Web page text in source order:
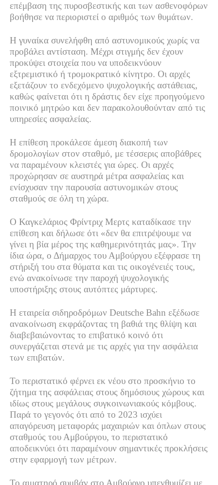
επέμβαση της πυροσβεστικής και των ασθενοφόρων
βοήθησε να περιοριστεί ο αριθμός των θυμάτων.
Η γυναίκα συνελήφθη από αστυνομικούς χωρίς να
προβάλει αντίσταση. Μέχρι στιγμής δεν έχουν
προκύψει στοιχεία που να υποδεικνύουν
εξτρεμιστικό ή τρομοκρατικό κίνητρο. Οι αρχές
εξετάζουν το ενδεχόμενο ψυχολογικής αστάθειας,
καθώς φαίνεται ότι η δράστις δεν είχε προηγούμενο
ποινικό μητρώο και δεν παρακολουθούνταν από τις
υπηρεσίες ασφαλείας.
Η επίθεση προκάλεσε άμεση διακοπή των
δρομολογίων στον σταθμό, με τέσσερις αποβάθρες
να παραμένουν κλειστές για ώρες. Οι αρχές
προχώρησαν σε αυστηρά μέτρα ασφαλείας και
ενίσχυσαν την παρουσία αστυνομικών στους
σταθμούς σε όλη τη χώρα.
Ο Καγκελάριος Φρίντριχ Μερτς καταδίκασε την
επίθεση και δήλωσε ότι «δεν θα επιτρέψουμε να
γίνει η βία μέρος της καθημερινότητάς μας». Την
ίδια ώρα, ο Δήμαρχος του Αμβούργου εξέφρασε τη
στήριξή του στα θύματα και τις οικογένειές τους,
ενώ ανακοίνωσε την παροχή ψυχολογικής
υποστήριξης στους αυτόπτες μάρτυρες.
Η εταιρεία σιδηροδρόμων Deutsche Bahn εξέδωσε
ανακοίνωση εκφράζοντας τη βαθιά της θλίψη και
διαβεβαιώνοντας το επιβατικό κοινό ότι
συνεργάζεται στενά με τις αρχές για την ασφάλεια
των επιβατών.
Το περιστατικό φέρνει εκ νέου στο προσκήνιο το
ζήτημα της ασφάλειας στους δημόσιους χώρους και
ιδίως στους μεγάλους συγκοινωνιακούς κόμβους.
Παρά το γεγονός ότι από το 2023 ισχύει
απαγόρευση μεταφοράς μαχαιριών και όπλων στους
σταθμούς του Αμβούργου, το περιστατικό
αποδεικνύει ότι παραμένουν σημαντικές προκλήσεις
στην εφαρμογή των μέτρων.
Το αιματηρό συμβάν στο Αμβούργο υπενθυμίζει με